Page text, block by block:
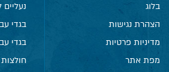
בלוג
הצהרת נגישות
מדיניות פרטיות
מפת אתר
בגדי
בגדי